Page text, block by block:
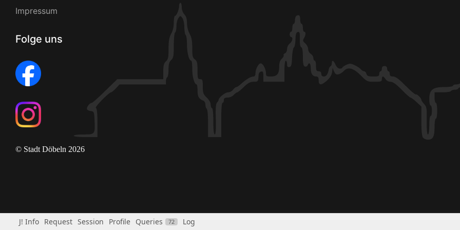
Impressum
Folge uns
© Stadt Döbeln 2026
J! Info Request Session Profile Queries 72 Log